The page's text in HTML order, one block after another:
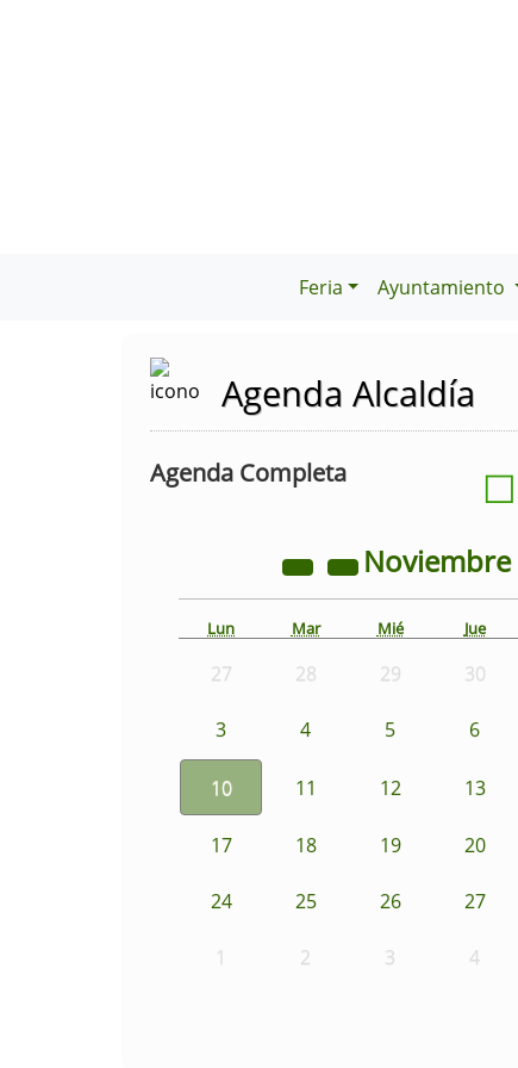
Feria Ayuntamiento
Agenda Alcaldía
Agenda Completa ☐
Noviembre
Lun Mar Mié Jue
27 28 29 30
3 4 5 6
10 11 12 13
17 18 19 20
24 25 26 27
1 2 3 4